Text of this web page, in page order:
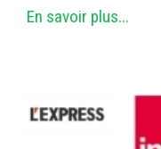
En savoir plus...